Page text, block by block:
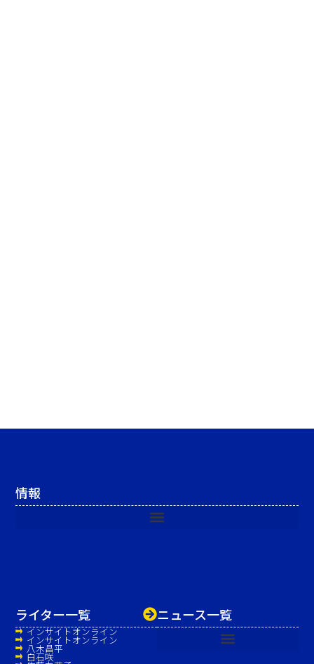
ニュース一覧
ライター一覧
インサイトオンライン
インサイトオンライン
八木昌平
白石咲
情報